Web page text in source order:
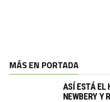
MÁS EN PORTADA
ASÍ ESTÁ EL
NEWBERY Y